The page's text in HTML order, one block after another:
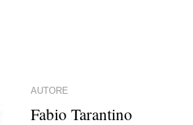
AUTORE
Fabio Tarantino